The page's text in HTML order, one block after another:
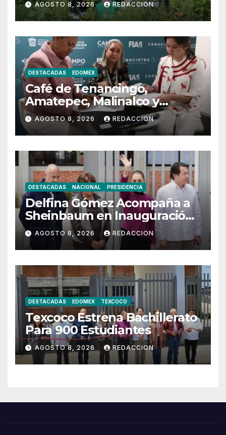
AGOSTO 8, 2026 REDACCION
DESTACADAS EDOMEX
Café de Tenancingo,
Amatepec, Malinalco y
Sultepec Llegará a China
AGOSTO 8, 2026 REDACCION
DESTACADAS NACIONAL PRESIDENCIA
Delfina Gómez Acompaña a
Sheinbaum en Inauguración
de Bachillerato en Texcoco
AGOSTO 8, 2026 REDACCION
DESTACADAS EDOMEX TEXCOCO
Texcoco Estrena Bachillerato
Para 900 Estudiantes
AGOSTO 8, 2026 REDACCION